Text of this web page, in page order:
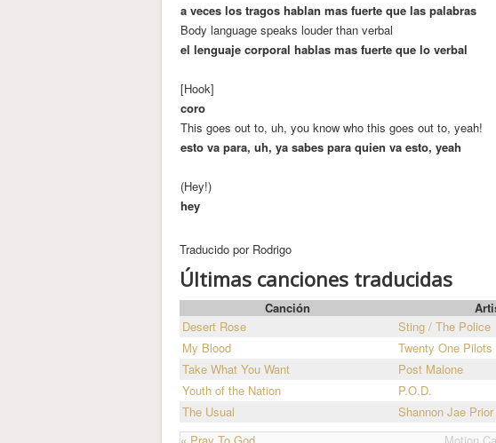
a veces los tragos hablan mas fuerte que las palabras
Body language speaks louder than verbal
el lenguaje corporal hablas mas fuerte que lo verbal
[Hook]
coro
This goes out to, uh, you know who this goes out to, yeah!
esto va para, uh, ya sabes para quien va esto, yeah
(Hey!)
hey
Traducido por Rodrigo
Últimas canciones traducidas
Canción
Desert Rose
Sting / The Police
My Blood
Twenty One Pilots
Take What You Want
Post Malone
Youth of the Nation
P.O.D.
The Usual
Shannon Jae Prior
« Pray To God
Motion